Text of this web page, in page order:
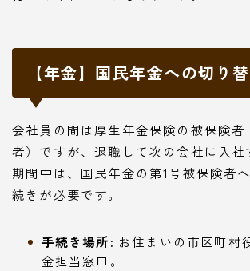
【年金】国民年金への切り
会社員の間は厚生年金保険の被保険者
者）ですが、退職して次の会社に入社
期間中は、国民年金の第1号被保険者
続きが必要です。
手続き場所: お住まいの市区町村
金担当窓口。